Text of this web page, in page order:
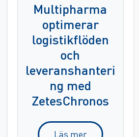
Multipharma
optimerar
logistikflöden
och
leveranshanteri
ng med
ZetesChronos
Läs mer